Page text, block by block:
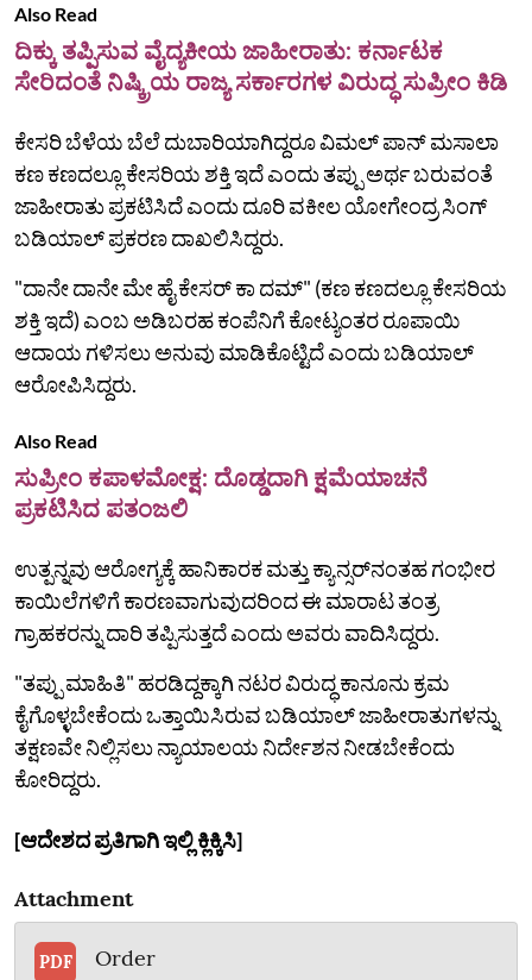
Also Read
ದಿಕ್ಕು ತಪ್ಪಿಸುವ ವೈದ್ಯಕೀಯ ಜಾಹೀರಾತು: ಕರ್ನಾಟಕ
ಸೇರಿದಂತೆ ನಿಷ್ಕ್ರಿಯ ರಾಜ್ಯ ಸರ್ಕಾರಗಳ ವಿರುದ್ಧ ಸುಪ್ರೀಂ ಕಿಡಿ
ಕೇಸರಿ ಬೆಳೆಯ ಬೆಲೆ ದುಬಾರಿಯಾಗಿದ್ದರೂ ವಿಮಲ್‌ ಪಾನ್‌ ಮಸಾಲಾ
ಕಣ ಕಣದಲ್ಲೂ ಕೇಸರಿಯ ಶಕ್ತಿ ಇದೆ ಎಂದು ತಪ್ಪು ಅರ್ಥ ಬರುವಂತೆ
ಜಾಹೀರಾತು ಪ್ರಕಟಿಸಿದೆ ಎಂದು ದೂರಿ ವಕೀಲ ಯೋಗೇಂದ್ರ ಸಿಂಗ್
ಬಡಿಯಾಲ್ ಪ್ರಕರಣ ದಾಖಲಿಸಿದ್ದರು.
"ದಾನೇ ದಾನೇ ಮೇ ಹೈ ಕೇಸರ್ ಕಾ ದಮ್" (ಕಣ ಕಣದಲ್ಲೂ ಕೇಸರಿಯ
ಶಕ್ತಿ ಇದೆ) ಎಂಬ ಅಡಿಬರಹ ಕಂಪೆನಿಗೆ ಕೋಟ್ಯಂತರ ರೂಪಾಯಿ
ಆದಾಯ ಗಳಿಸಲು ಅನುವು ಮಾಡಿಕೊಟ್ಟಿದೆ ಎಂದು ಬಡಿಯಾಲ್‌
ಆರೋಪಿಸಿದ್ದರು.
Also Read
ಸುಪ್ರೀಂ ಕಪಾಳಮೋಕ್ಷ: ದೊಡ್ಡದಾಗಿ ಕ್ಷಮೆಯಾಚನೆ
ಪ್ರಕಟಿಸಿದ ಪತಂಜಲಿ
ಉತ್ಪನ್ನವು ಆರೋಗ್ಯಕ್ಕೆ ಹಾನಿಕಾರಕ ಮತ್ತು ಕ್ಯಾನ್ಸರ್‌ನಂತಹ ಗಂಭೀರ
ಕಾಯಿಲೆಗಳಿಗೆ ಕಾರಣವಾಗುವುದರಿಂದ ಈ ಮಾರಾಟ ತಂತ್ರ
ಗ್ರಾಹಕರನ್ನು ದಾರಿ ತಪ್ಪಿಸುತ್ತದೆ ಎಂದು ಅವರು ವಾದಿಸಿದ್ದರು.
"ತಪ್ಪು ಮಾಹಿತಿ" ಹರಡಿದ್ದಕ್ಕಾಗಿ ನಟರ ವಿರುದ್ಧ ಕಾನೂನು ಕ್ರಮ
ಕೈಗೊಳ್ಳಬೇಕೆಂದು ಒತ್ತಾಯಿಸಿರುವ ಬಡಿಯಾಲ್‌ ಜಾಹೀರಾತುಗಳನ್ನು
ತಕ್ಷಣವೇ ನಿಲ್ಲಿಸಲು ನ್ಯಾಯಾಲಯ ನಿರ್ದೇಶನ ನೀಡಬೇಕೆಂದು
ಕೋರಿದ್ದರು.
[ಆದೇಶದ ಪ್ರತಿಗಾಗಿ ಇಲ್ಲಿ ಕ್ಲಿಕ್ಕಿಸಿ]
Attachment
PDF Order